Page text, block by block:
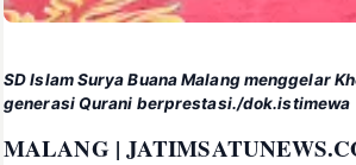
SD Islam Surya Buana Malang menggelar
generasi Qurani berprestasi./dok.istimewa
MALANG |